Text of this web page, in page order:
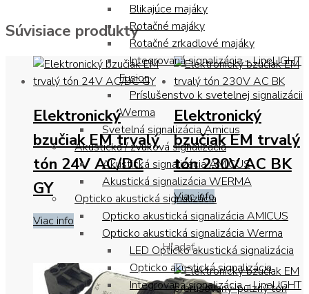
Blikajúce majáky
Rotačné majáky
Rotačné zrkadlové majáky
Integrovaná signalizácia – LineLIGHT
Fusion
Príslušenstvo k svetelnej signalizácii
Werma
Svetelná signalizácia Amicus
Akustická / zvuková signalizácia
Akustická signalizácia AMICUS
Akustická signalizácia WERMA
Opticko akustická signalizácia
Opticko akustická signalizácia AMICUS
Opticko akustická signalizácia Werma
LED Opticko akustická signalizácia
Opticko akustická signalizácia
Integrovaná signalizácia – LineLIGHT
Súvisiace produkty
Elektronický
bzučiak EM trvalý
tón 24V AC/DC
GY
Viac info
Elektronický
bzučiak EM trvalý
tón 230V AC BK
Viac info
Hľadať...